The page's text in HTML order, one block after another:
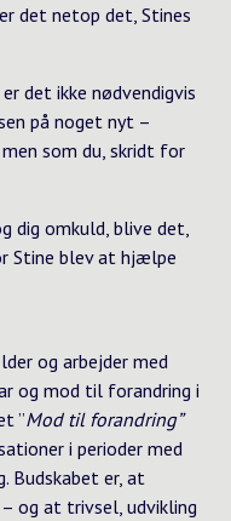
det netop det, Stines
det ikke nødvendigvis
på noget nyt –
som du, skridt for
dig omkuld, blive det,
Stine blev at hjælpe
og arbejder med
og mod til forandring i
”Mod til forandring”
i perioder med
Budskabet er, at
og at trivsel, udvikling